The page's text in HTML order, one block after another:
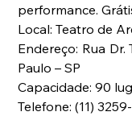
performance.
Local: Teatro de
Endereço: Rua
Paulo – SP
Capacidade: 90
Telefone: (11)